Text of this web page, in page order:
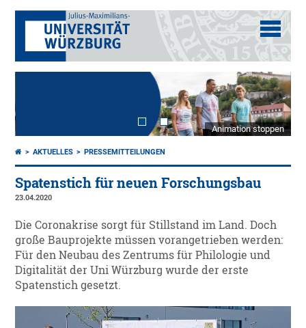
Animation stoppen
AKTUELLES PRESSEMITTEILUNGEN
Spatenstich für neuen Forschungsbau
23.04.2020
Die Coronakrise sorgt für Stillstand im Land. Doch
große Bauprojekte müssen vorangetrieben werden:
Für den Neubau des Zentrums für Philologie und
Digitalität der Uni Würzburg wurde der erste
Spatenstich gesetzt.